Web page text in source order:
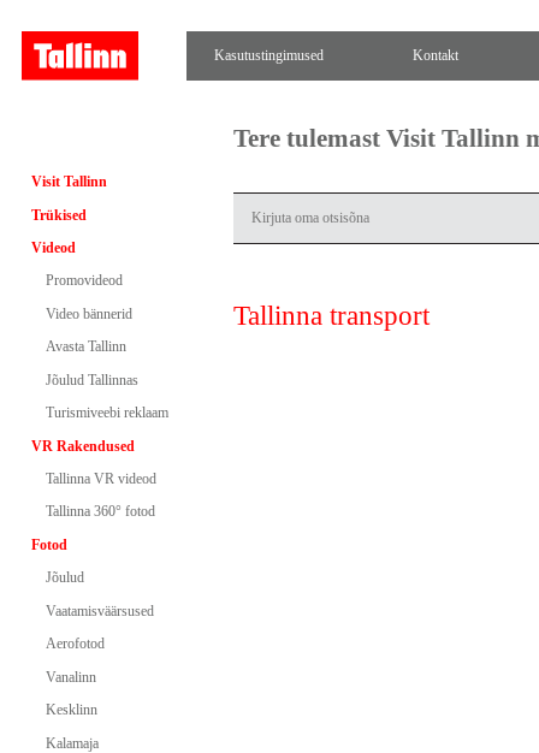
Kasutustingimused Kontakt
Visit Tallinn
Trükised
Videod
Promovideod
Video bännerid
Avasta Tallinn
Jõulud Tallinnas
Turismiveebi reklaam
VR Rakendused
Tallinna VR videod
Tallinna 360° fotod
Fotod
Jõulud
Vaatamisväärsused
Aerofotod
Vanalinn
Kesklinn
Kalamaja
Tere tulemast Visit Tallinn
Tallinna transport